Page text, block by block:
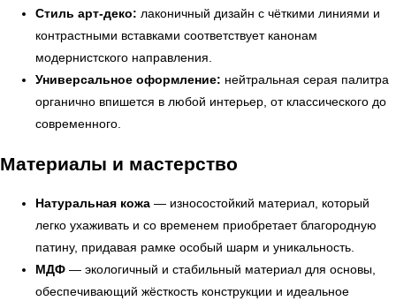
Стиль арт-деко: лаконичный дизайн с чёткими линиями и
контрастными вставками соответствует канонам
модернистского направления.
Универсальное оформление: нейтральная серая палитра
органично впишется в любой интерьер, от классического до
современного.
Материалы и мастерство
Натуральная кожа — износостойкий материал, который
легко ухаживать и со временем приобретает благородную
патину, придавая рамке особый шарм и уникальность.
МДФ — экологичный и стабильный материал для основы,
обеспечивающий жёсткость конструкции и идеальное
← Вернуться на предыдущую страницу
УЗНАТЬ ПОДРОБНЕЕ